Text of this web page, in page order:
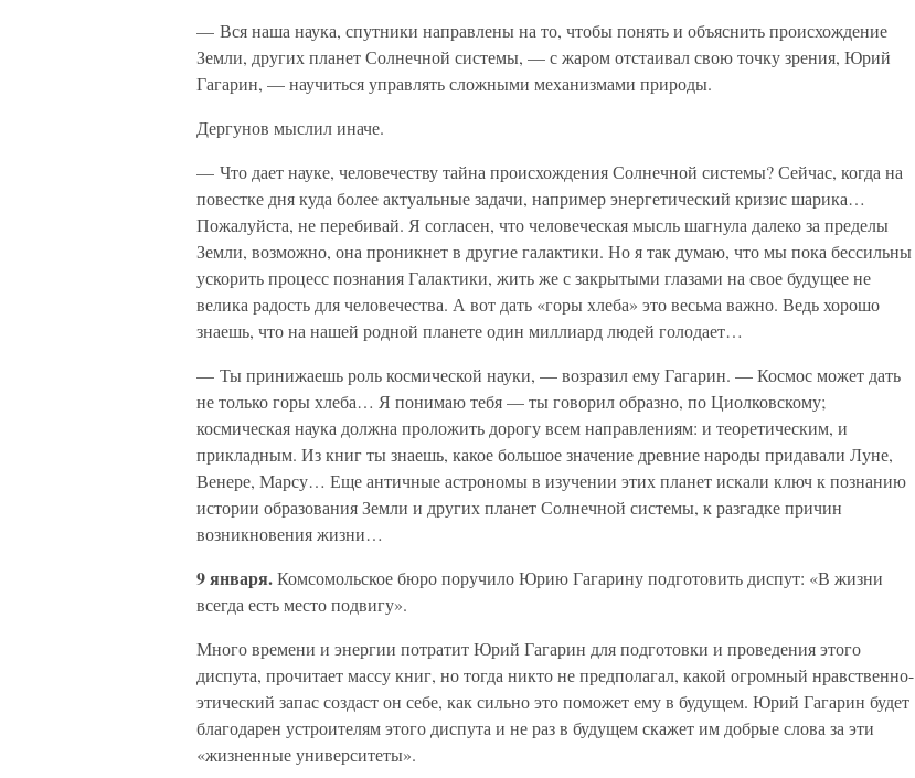
— Вся наша наука, спутники направлены на то, чтобы понять и объяснить происхождение
Земли, других планет Солнечной системы, — с жаром отстаивал свою точку зрения, Юрий
Гагарин, — научиться управлять сложными механизмами природы.
Дергунов мыслил иначе.
— Что дает науке, человечеству тайна происхождения Солнечной системы? Сейчас, когда на
повестке дня куда более актуальные задачи, например энергетический кризис шарика…
Пожалуйста, не перебивай. Я согласен, что человеческая мысль шагнула далеко за пределы
Земли, возможно, она проникнет в другие галактики. Но я так думаю, что мы пока бессильны
ускорить процесс познания Галактики, жить же с закрытыми глазами на свое будущее не
велика радость для человечества. А вот дать «горы хлеба» это весьма важно. Ведь хорошо
знаешь, что на нашей родной планете один миллиард людей голодает…
— Ты принижаешь роль космической науки, — возразил ему Гагарин. — Космос может дать
не только горы хлеба… Я понимаю тебя — ты говорил образно, по Циолковскому;
космическая наука должна проложить дорогу всем направлениям: и теоретическим, и
прикладным. Из книг ты знаешь, какое большое значение древние народы придавали Луне,
Венере, Марсу… Еще античные астрономы в изучении этих планет искали ключ к познанию
истории образования Земли и других планет Солнечной системы, к разгадке причин
возникновения жизни…
9 января.Комсомольское бюро поручило Юрию Гагарину подготовить диспут: «В жизни
всегда есть место подвигу».
Много времени и энергии потратит Юрий Гагарин для подготовки и проведения этого
диспута, прочитает массу книг, но тогда никто не предполагал, какой огромный нравственно-
этический запас создаст он себе, как сильно это поможет ему в будущем. Юрий Гагарин будет
благодарен устроителям этого диспута и не раз в будущем скажет им добрые слова за эти
«жизненные университеты».